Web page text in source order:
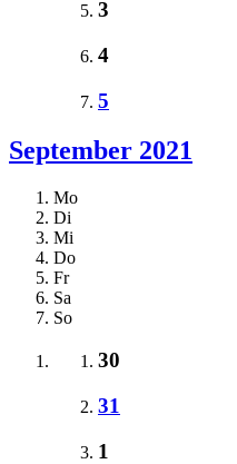
3
4
5
September 2021
Mo
Di
Mi
Do
Fr
Sa
So
30
31
1